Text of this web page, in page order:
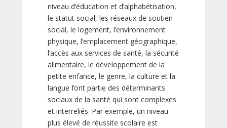
niveau d’éducation et d’alphabétisation,
le statut social, les réseaux de soutien
social, le logement, l’environnement
physique, l’emplacement géographique,
l’accès aux services de santé, la sécurité
alimentaire, le développement de la
petite enfance, le genre, la culture et la
langue font partie des déterminants
sociaux de la santé qui sont complexes
et interreliés. Par exemple, un niveau
plus élevé de réussite scolaire est